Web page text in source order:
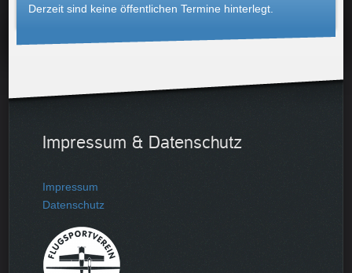
Derzeit sind keine öffentlichen Termine hinterlegt.
Impressum & Datenschutz
Impressum
Datenschutz